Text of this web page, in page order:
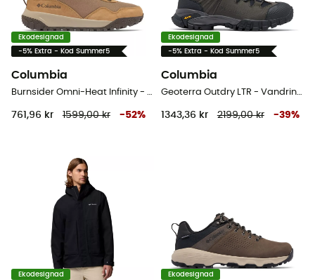
Ekodesignad
-5% Extra - Kod Summer5
Columbia
Burnsider Omni-Heat Infinity - Vinterkängor - Herr
761,96 kr 1599,00 kr -52%
Ekodesignad
-5% Extra - Kod Summer5
Columbia
Geoterra Outdry LTR - Vandringskängor - Dam
1343,36 kr 2199,00 kr -39%
Ekodesignad Ekodesignad